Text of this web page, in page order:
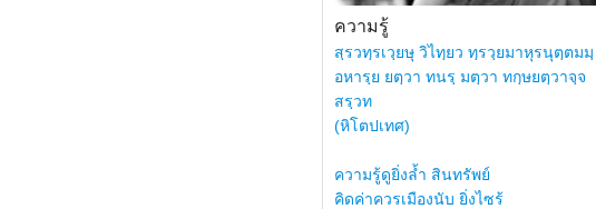
ความรู้
สฺรวทฺรเวฺยษุ วิไทฺยว ทฺรวฺยมาหุรนุตฺตมมฺ
อหารฺย ยตฺวา ทนรฺ มตฺวา ทกฺษยตฺวาจฺจ
สรฺวท
(หิโตปเทศ)
ความรู้ดูยิ่งล้ำ สินทรัพย์
คิดค่าควรเมืองนับ ยิ่งไซร้